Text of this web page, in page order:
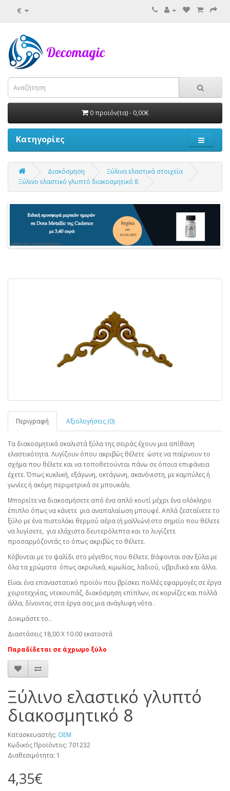
€
0 προϊόν(τα) - 0,00€
Κατηγορίες
Διακόσμηση
Ξύλινα ελαστικά στοιχεία
Ξύλινο ελαστικό γλυπτό διακοσμητικό 8
Περιγραφή Αξιολογήσεις (0)
Τα διακοσμητικά σκαλιστά ξύλα της σειράς έχουν μια απίθανη
ελαστικότητα. Λυγίζουν όπου ακριβώς θέλετε ώστε να παίρνουν το
σχήμα που θέλετε και να τοποθετούνται πάνω σε όποια επιφάνεια
έχετε. Όπως κυκλική, εξάγωνη, οκτάγωνη, ακανόνιστη, με καμπύλες ή
γωνίες ή ακόμη περιμετρικά σε μπουκάλι.
Μπορείτε να διακοσμήσετε από ένα απλό κουτί μέχρι ένα ολόκληρο
έπιπλο όπως να κάνετε μια αναπαλαίωση μπουφέ. Απλά ζεσταίνετε το
ξύλο με ένα πιστολάκι θερμού αέρα (ή μαλλιών) στο σημείο που θέλετε
να λυγίσετε, για ελάχιστα δευτερόλεπτα και το λυγίζετε
προσαρμόζοντάς το όπως ακριβώς το θέλετε.
Κόβονται με το ψαλίδι στο μέγεθος που θέλετε. Βάφονται σαν ξύλα με
όλα τα χρώματα όπως ακρυλικά, κιμωλίας, λαδιού, υβριδικά και άλλα.
Είναι ένα επαναστατικό προϊόν που βρίσκει πολλές εφαρμογές σε έργα
χειροτεχνίας, ντεκουπάζ, διακόσμηση επίπλων, σε κορνίζες και πολλά
άλλα, δίνοντας στα έργα σας μια ανάγλυφη νότα .
Δοκιμάστε το..
Διαστάσεις 18,00 Χ 10.00 εκατοστά
Παραδίδεται σε άχρωμο ξύλο
Ξύλινο ελαστικό γλυπτό
διακοσμητικό 8
Κατασκευαστής: OEM
Κωδικός Προϊόντος: 701232
Διαθεσιμότητα: 1
4,35€